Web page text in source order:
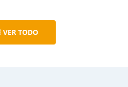
VER TODO